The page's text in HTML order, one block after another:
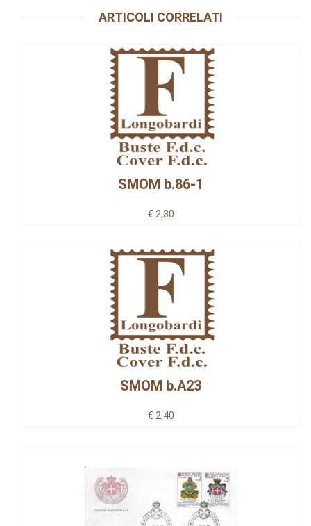
ARTICOLI CORRELATI
SMOM b.86-1
€ 2,30
SMOM b.A23
€ 2,40